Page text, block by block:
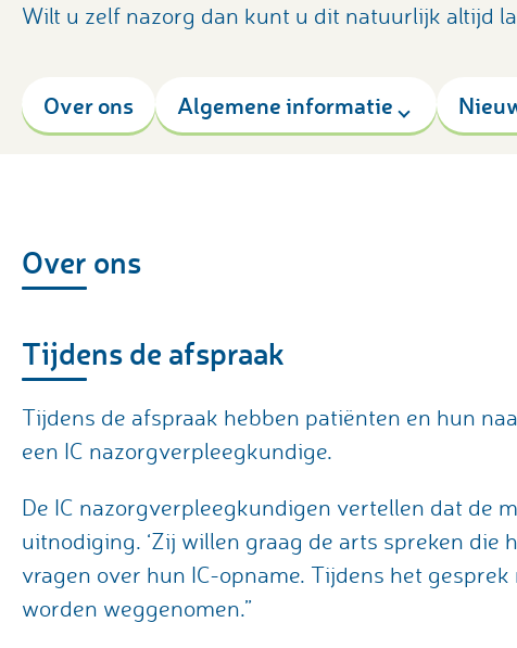
Wilt u zelf nazorg dan kunt u dit natuurlijk altijd
Over ons Algemene informatie
Over ons
Tijdens de afspraak
Tijdens de afspraak hebben patiënten en hun
een IC nazorgverpleegkundige.
De IC nazorgverpleegkundigen vertellen dat de
uitnodiging. ‘Zij willen graag de arts spreken die
vragen over hun IC-opname. Tijdens het
worden weggenomen.”